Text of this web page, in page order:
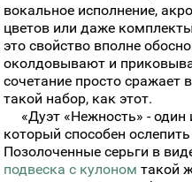
вокальное исполнение,
цветов или даже
это свойство вполне
околдовывают и
сочетание просто сражает
такой набор, как этот.
«Дуэт «Нежность» - один
который способен
Позолоченные серьги в
подвеска с кулоном такой